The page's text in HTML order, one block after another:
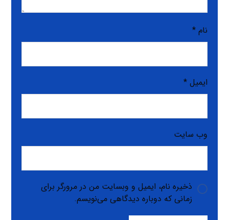
نام*
ایمیل*
وب‌ سایت
ذخیره نام، ایمیل و وبسایت من در مرورگر برای
زمانی که دوباره دیدگاهی می‌نویسم.